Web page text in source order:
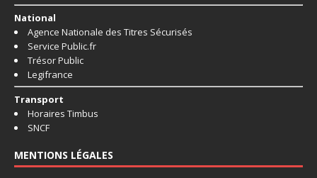
National
Agence Nationale des Titres Sécurisés
Service Public.fr
Trésor Public
Legifrance
Transport
Horaires Timbus
SNCF
MENTIONS LÉGALES